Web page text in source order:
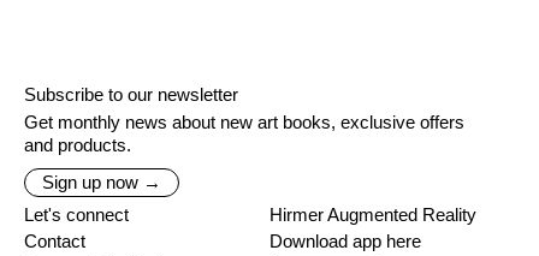
Subscribe to our newsletter
Get monthly news about new art books, exclusive offers
and products.
Sign up now →
Let's connect
Contact
Hirmer Augmented Reality
Download app here